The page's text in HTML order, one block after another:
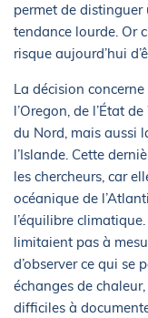
permet de distinguer
tendance lourde. Or
risque aujourd’hui
La décision
l’Oregon, de l’État
du Nord, mais aussi
l’Islande. Cette
les chercheurs, car
océanique de
l’équilibre
limitaient pas à
d’observer ce qui se
échanges de
difficiles à